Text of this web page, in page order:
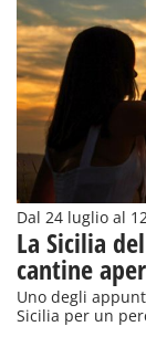
Dal 24 luglio al
La Sicilia
cantine
Uno degli
Sicilia per un